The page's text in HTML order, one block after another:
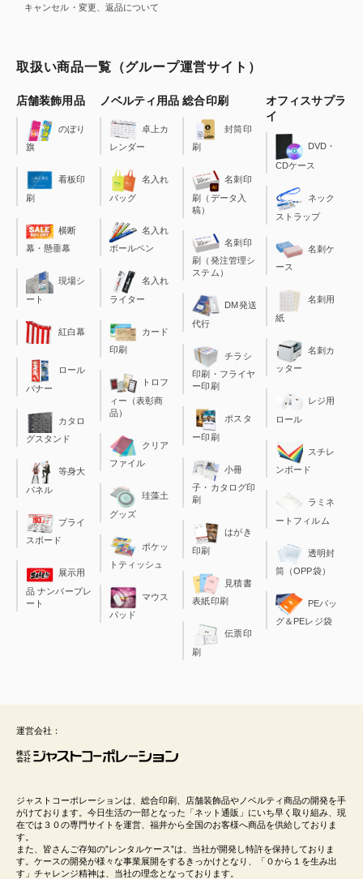
キャンセル・変更、返品について
取扱い商品一覧（グループ運営サイト）
店舗装飾用品
のぼり
旗
看板印
刷
横断
幕・懸垂幕
現場シ
ート
紅白幕
ロール
バナー
カタロ
グスタンド
等身大
パネル
プライ
スボード
展示用
品 ナンバープレ
ート
ノベルティ用品
卓上カ
レンダー
名入れ
バッグ
名入れ
ボールペン
名入れ
ライター
カード
印刷
トロフ
ィー（表彰商
品）
クリア
ファイル
珪藻土
グッズ
ポケッ
トティッシュ
マウス
パッド
総合印刷
封筒印
刷
名刺印
刷（データ入
稿）
名刺印
刷（発注管理シ
ステム）
DM発送
代行
チラシ
印刷・フライヤ
ー印刷
ポスタ
ー印刷
小冊
子・カタログ印
刷
はがき
印刷
見積書
表紙印刷
伝票印
刷
オフィスサプラ
イ
DVD・
CDケース
ネック
ストラップ
名刺ケ
ース
名刺用
紙
名刺カ
ッター
レジ用
ロール
スチレ
ンボード
ラミネ
ートフィルム
透明封
筒（OPP袋）
PEバッ
グ＆PEレジ袋
運営会社：
ジャストコーポレーションは、総合印刷、店舗装飾品やノベルティ商品の開発を手
がけております。今日生活の一部となった「ネット通販」にいち早く取り組み、現
在では３０の専門サイトを運営、福井から全国のお客様へ商品を供給しておりま
す。
また、皆さんご存知の”レンタルケース”は、当社が開発し特許を保持しておりま
す。ケースの開発が様々な事業展開をするきっかけとなり、「０から１を生み出
す」チャレンジ精神は、当社の理念となっております。